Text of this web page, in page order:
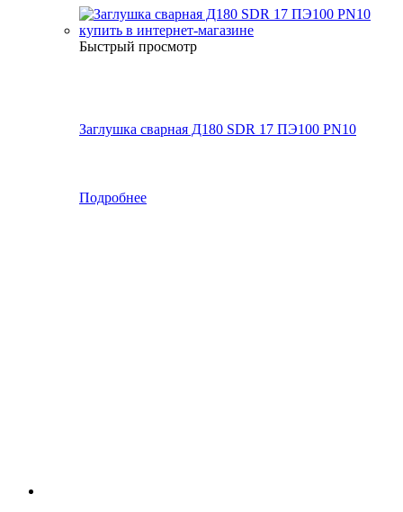
Быстрый просмотр
Заглушка сварная Д180 SDR 17 ПЭ100 PN10
Подробнее